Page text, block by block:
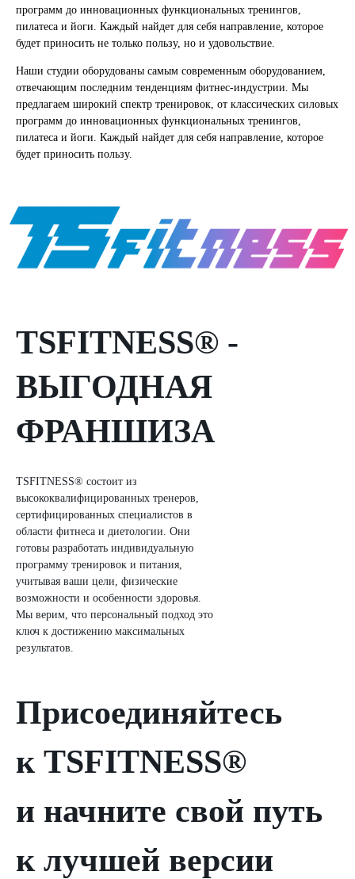
программ до инновационных функциональных тренингов,
пилатеса и йоги. Каждый найдет для себя направление, которое
будет приносить не только пользу, но и удовольствие.
Наши студии оборудованы самым современным оборудованием,
отвечающим последним тенденциям фитнес-индустрии. Мы
предлагаем широкий спектр тренировок, от классических силовых
программ до инновационных функциональных тренингов,
пилатеса и йоги. Каждый найдет для себя направление, которое
будет приносить пользу.
TSFITNESS® -
ВЫГОДНАЯ
ФРАНШИЗА
ТЅFITNESS® состоит из
высококвалифицированных тренеров,
сертифицированных специалистов в
области фитнеса и диетологии. Они
готовы разработать индивидуальную
программу тренировок и питания,
учитывая ваши цели, физические
возможности и особенности здоровья.
Мы верим, что персональный подход это
ключ к достижению максимальных
результатов.
Присоединяйтесь
к TSFITNESS®
и начните свой путь
к лучшей версии